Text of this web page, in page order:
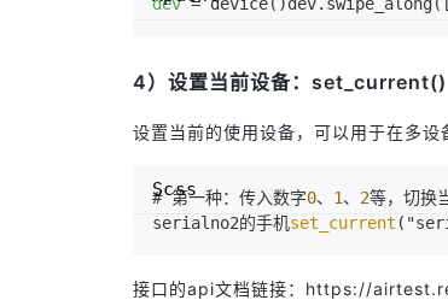
4）设置当前设备：set_current()
设置当前的使用设备，可以用于在多设
# 第一种：传入数字0、 1、 2等，切换
serialno2的手机set_current
Scss
接口的api文档链接： https://